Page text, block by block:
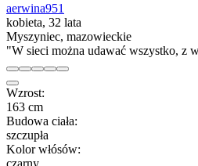
aerwina951
kobieta, 32 lata
Myszyniec, mazowieckie
"W sieci można udawać wszystko, z
Wzrost:
163 cm
Budowa ciała:
szczupła
Kolor włósów:
czarny